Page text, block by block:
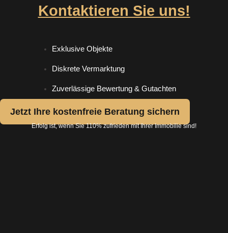
Kontaktieren Sie uns!
Exklusive Objekte
Diskrete Vermarktung
Zuverlässige Bewertung & Gutachten
Jetzt Ihre kostenfreie Beratung sichern
Erfolg ist, wenn Sie 110% zufrieden mit Ihrer Immobilie sind!